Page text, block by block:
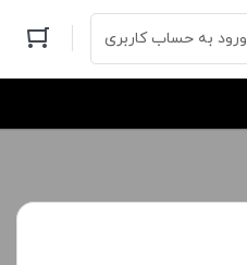
ورود به حساب کاربری